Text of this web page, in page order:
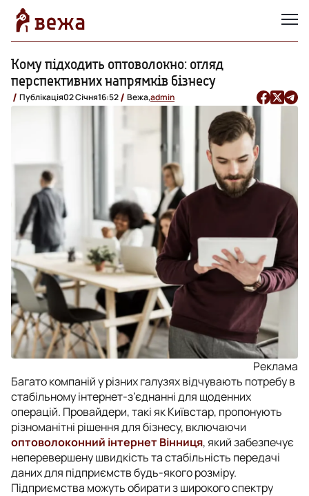
Кому підходить оптоволокно: огляд
перспективних напрямків бізнесу
Публікація02 Січня16:52 Вежа,admin
Реклама
Багато компаній у різних галузях відчувають потребу в
стабільному інтернет-з’єднанні для щоденних
операцій. Провайдери, такі як Київстар, пропонують
різноманітні рішення для бізнесу, включаючи
оптоволоконний інтернет Вінниця, який забезпечує
неперевершену швидкість та стабільність передачі
даних для підприємств будь-якого розміру.
Підприємства можуть обирати з широкого спектру